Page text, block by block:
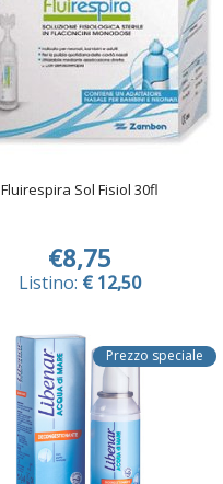
Fluirespira Sol Fisiol 30fl
€8,75
Listino: € 12,50
Prezzo speciale